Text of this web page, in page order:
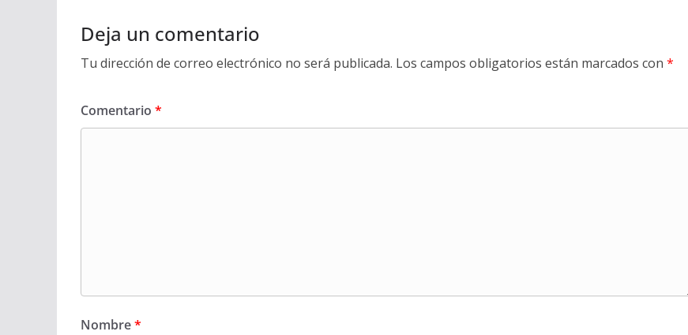
Deja un comentario
Tu dirección de correo electrónico no será publicada. Los campos obligatorios están marcados con *
Comentario *
Nombre*